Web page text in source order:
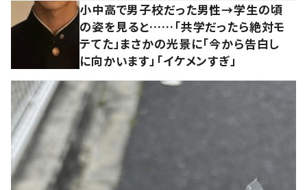
小中高で男子校だった男性→学生の頃
の姿を見ると……「共学だったら絶対モ
テてた」まさかの光景に「今から告白し
に向かいます」「イケメンすぎ」